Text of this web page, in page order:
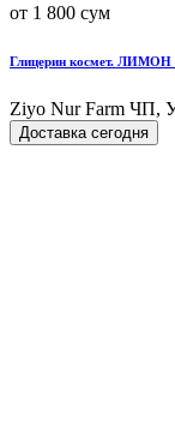
от 1 800 сум
Глицерин космет. ЛИМОН
Ziyo Nur Farm ЧП,
Доставка сегодня